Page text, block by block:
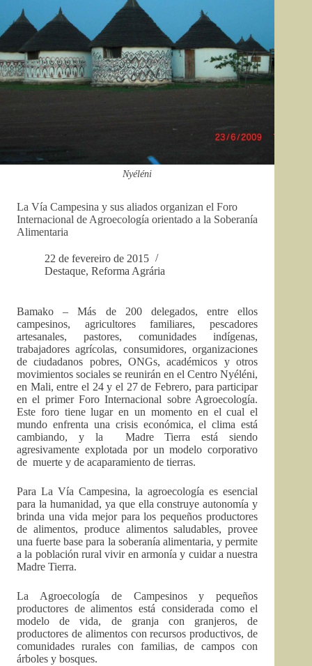
Nyéléni
La Vía Campesina y sus aliados organizan el Foro
Internacional de Agroecología orientado a la Soberanía
Alimentaria
22 de fevereiro de 2015
Destaque, Reforma Agrária
Bamako – Más de 200 delegados, entre ellos
campesinos, agricultores familiares, pescadores
artesanales, pastores, comunidades indígenas,
trabajadores agrícolas, consumidores, organizaciones
de ciudadanos pobres, ONGs, académicos y otros
movimientos sociales se reunirán en el Centro Nyéléni,
en Mali, entre el 24 y el 27 de Febrero, para participar
en el primer Foro Internacional sobre Agroecología.
Este foro tiene lugar en un momento en el cual el
mundo enfrenta una crisis económica, el clima está
cambiando, y la Madre Tierra está siendo
agresivamente explotada por un modelo corporativo
de muerte y de acaparamiento de tierras.
Para La Vía Campesina, la agroecología es esencial
para la humanidad, ya que ella construye autonomía y
brinda una vida mejor para los pequeños productores
de alimentos, produce alimentos saludables, provee
una fuerte base para la soberanía alimentaria, y permite
a la población rural vivir en armonía y cuidar a nuestra
Madre Tierra.
La Agroecología de Campesinos y pequeños
productores de alimentos está considerada como el
modelo de vida, de granja con granjeros, de
productores de alimentos con recursos productivos, de
comunidades rurales con familias, de campos con
árboles y bosques.